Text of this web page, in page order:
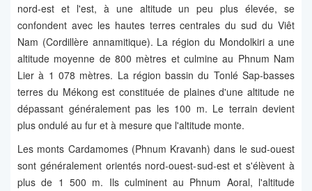
nord-est et l'est, à une altitude un peu plus élevée, se
confondent avec les hautes terres centrales du sud du Viêt
Nam (Cordillère annamitique). La région du Mondolkiri a une
altitude moyenne de 800 mètres et culmine au Phnum Nam
Lier à 1 078 mètres. La région bassin du Tonlé Sap-basses
terres du Mékong est constituée de plaines d'une altitude ne
dépassant généralement pas les 100 m. Le terrain devient
plus ondulé au fur et à mesure que l'altitude monte.
Les monts Cardamomes (Phnum Kravanh) dans le sud-ouest
sont généralement orientés nord-ouest-sud-est et s'élèvent à
plus de 1 500 m. Ils culminent au Phnum Aoral, l'altitude